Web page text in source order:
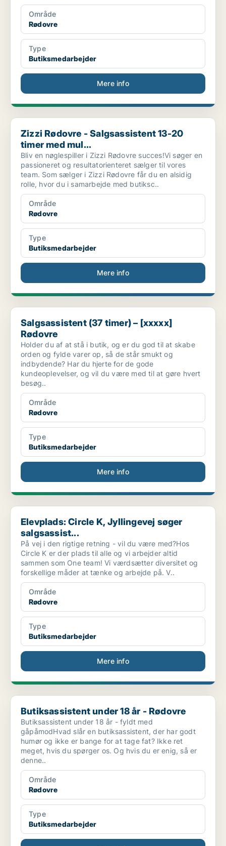
Område
Rødovre
Type
Butiksmedarbejder
Mere info
Zizzi Rødovre - Salgsassistent 13-20 timer med mul...
Zizzi Rødovre - Salgsassistent 13-20
timer med mul...
Bliv en nøglespiller i Zizzi Rødovre succes!Vi søger en
passioneret og resultatorienteret sælger til vores
team. Som sælger i Zizzi Rødovre får du en alsidig
rolle, hvor du i samarbejde med butiksc..
Område
Rødovre
Type
Butiksmedarbejder
Mere info
Salgsassistent (37 timer) – [xxxxx] Rødovre
Salgsassistent (37 timer) – [xxxxx]
Rødovre
Holder du af at stå i butik, og er du god til at skabe
orden og fylde varer op, så de står smukt og
indbydende? Har du hjerte for de gode
kundeoplevelser, og vil du være med til at gøre hvert
besøg..
Område
Rødovre
Type
Butiksmedarbejder
Mere info
Elevplads: Circle K, Jyllingevej søger salgsassist...
Elevplads: Circle K, Jyllingevej søger
salgsassist...
På vej i den rigtige retning - vil du være med?Hos
Circle K er der plads til alle og vi arbejder altid
sammen som One team! Vi værdsætter diversitet og
forskellige måder at tænke og arbejde på. V..
Område
Rødovre
Type
Butiksmedarbejder
Mere info
Butiksassistent under 18 år - Rødovre
Butiksassistent under 18 år - Rødovre
Butiksassistent under 18 år - fyldt med
gåpåmodHvad slår en butiksassistent, der har godt
humør og ikke er bange for at tage fat? Ikke ret
meget, hvis du spørger os. Og hvis du er enig, så er
denne..
Område
Rødovre
Type
Butiksmedarbejder